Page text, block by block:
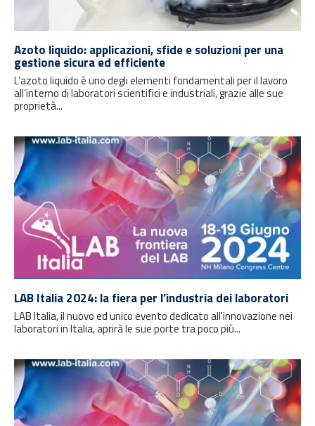
Azoto liquido: applicazioni, sfide e soluzioni per una
gestione sicura ed efficiente
L’azoto liquido è uno degli elementi fondamentali per il lavoro
all’interno di laboratori scientifici e industriali, grazie alle sue
proprietà...
LAB Italia 2024: la fiera per l’industria dei laboratori
LAB Italia, il nuovo ed unico evento dedicato all'innovazione nei
laboratori in Italia, aprirà le sue porte tra poco più...